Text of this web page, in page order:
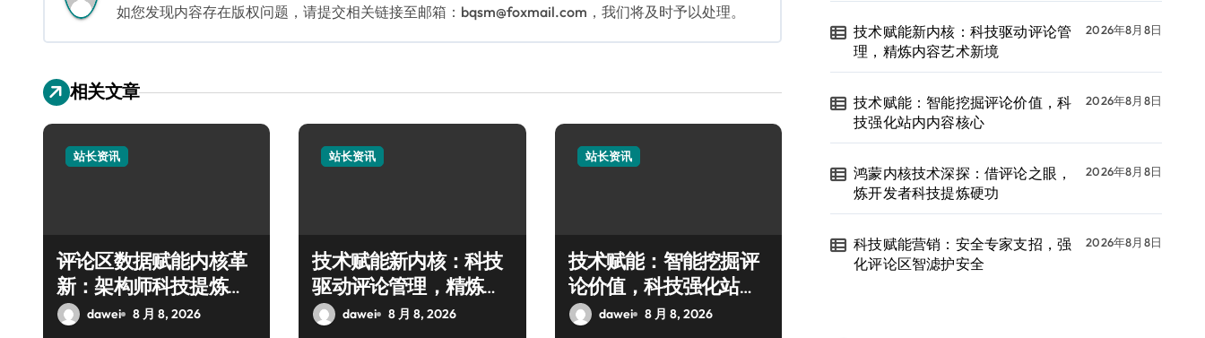
如您发现内容存在版权问题，请提交相关链接至邮箱：bqsm@foxmail.com，我们将及时予以处理。
相关文章
站长资讯
评论区数据赋能内核革
新：架构师科技提炼突
破新路径
dawei 8 月 8, 2026
站长资讯
技术赋能新内核：科技
驱动评论管理，精炼内
容艺术新境
dawei 8 月 8, 2026
站长资讯
技术赋能：智能挖掘评
论价值，科技强化站内
内容核心
dawei 8 月 8, 2026
技术赋能新内核：科技驱动评论管
理，精炼内容艺术新境
2026年8月8日
技术赋能：智能挖掘评论价值，科
技强化站内内容核心
2026年8月8日
鸿蒙内核技术深探：借评论之眼，
炼开发者科技提炼硬功
2026年8月8日
科技赋能营销：安全专家支招，强
化评论区智滤护安全
2026年8月8日